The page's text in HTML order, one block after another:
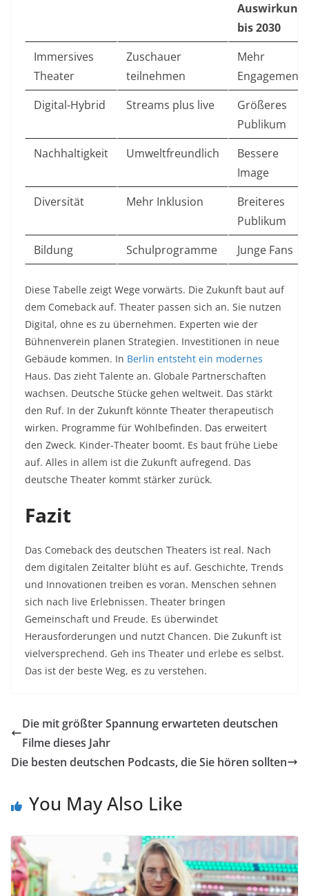
Auswirkung
bis 2030
Immersives
Theater
Zuschauer
teilnehmen
Mehr
Engagement
Digital-Hybrid
Streams plus live
Größeres
Publikum
Nachhaltigkeit
Umweltfreundlich
Bessere
Image
Diversität
Mehr Inklusion
Breiteres
Publikum
Bildung
Schulprogramme Junge Fans
Diese Tabelle zeigt Wege vorwärts. Die Zukunft baut auf
dem Comeback auf. Theater passen sich an. Sie nutzen
Digital, ohne es zu übernehmen. Experten wie der
Bühnenverein planen Strategien. Investitionen in neue
Gebäude kommen. In Berlin entsteht ein modernes
Haus. Das zieht Talente an. Globale Partnerschaften
wachsen. Deutsche Stücke gehen weltweit. Das stärkt
den Ruf. In der Zukunft könnte Theater therapeutisch
wirken. Programme für Wohlbefinden. Das erweitert
den Zweck. Kinder-Theater boomt. Es baut frühe Liebe
auf. Alles in allem ist die Zukunft aufregend. Das
deutsche Theater kommt stärker zurück.
Fazit
Das Comeback des deutschen Theaters ist real. Nach
dem digitalen Zeitalter blüht es auf. Geschichte, Trends
und Innovationen treiben es voran. Menschen sehnen
sich nach live Erlebnissen. Theater bringen
Gemeinschaft und Freude. Es überwindet
Herausforderungen und nutzt Chancen. Die Zukunft ist
vielversprechend. Geh ins Theater und erlebe es selbst.
Das ist der beste Weg, es zu verstehen.
Die mit größter Spannung erwarteten deutschen
Filme dieses Jahr
Die besten deutschen Podcasts, die Sie hören sollten
You May Also Like